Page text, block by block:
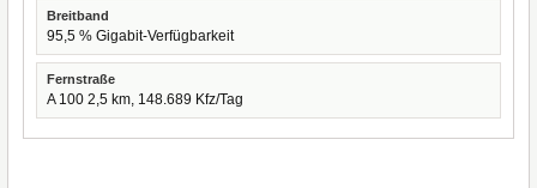
Breitband
95,5 % Gigabit-Verfügbarkeit
Fernstraße
A 100 2,5 km, 148.689 Kfz/Tag